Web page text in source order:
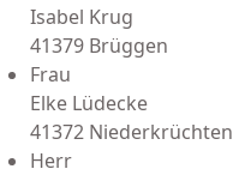
Isabel Krug
41379 Brüggen
Frau
Elke Lüdecke
41372 Niederkrüchten
Herr